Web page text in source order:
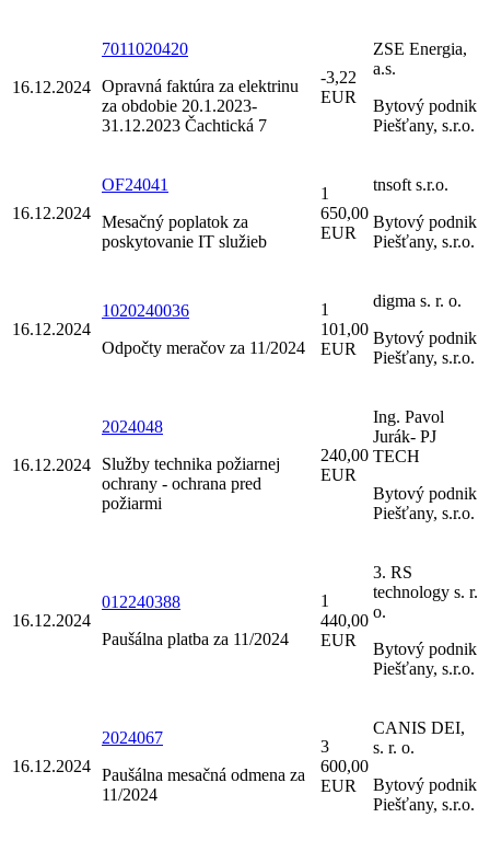
16.12.2024
7011020420
Opravná faktúra za elektrinu
za obdobie 20.1.2023-
31.12.2023 Čachtická 7
-3,22
EUR
ZSE Energia,
a.s.
Bytový podnik
Piešťany, s.r.o.
16.12.2024
OF24041
Mesačný poplatok za
poskytovanie IT služieb
1
650,00
EUR
tnsoft s.r.o.
Bytový podnik
Piešťany, s.r.o.
16.12.2024
1020240036
Odpočty meračov za 11/2024
1
101,00
EUR
digma s. r. o.
Bytový podnik
Piešťany, s.r.o.
16.12.2024
2024048
Služby technika požiarnej
ochrany - ochrana pred
požiarmi
240,00
EUR
Ing. Pavol
Jurák- PJ
TECH
Bytový podnik
Piešťany, s.r.o.
16.12.2024
012240388
Paušálna platba za 11/2024
1
440,00
EUR
3. RS
technology s. r.
o.
Bytový podnik
Piešťany, s.r.o.
16.12.2024
2024067
Paušálna mesačná odmena za
11/2024
3
600,00
EUR
CANIS DEI,
s. r. o.
Bytový podnik
Piešťany, s.r.o.